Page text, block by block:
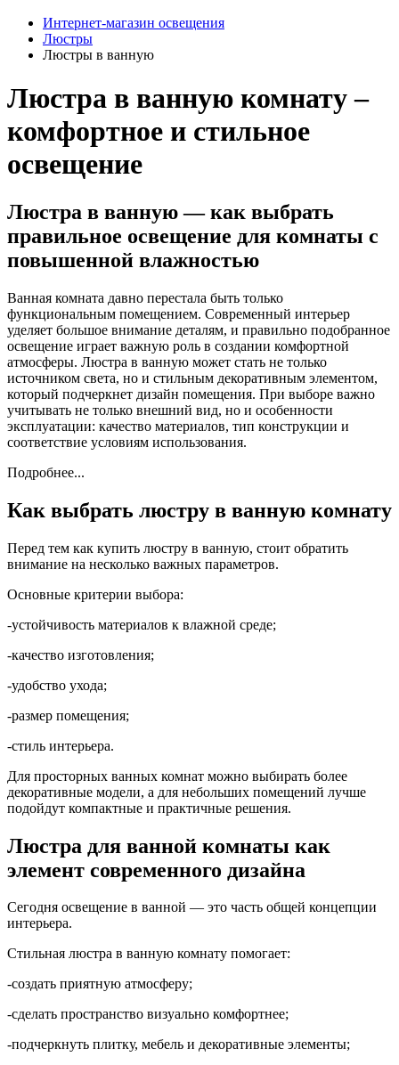
Интернет-магазин освещения
Люстры
Люстры в ванную
Люстра в ванную комнату –
комфортное и стильное
освещение
Люстра в ванную — как выбрать
правильное освещение для комнаты с
повышенной влажностью
Ванная комната давно перестала быть только
функциональным помещением. Современный интерьер
уделяет большое внимание деталям, и правильно подобранное
освещение играет важную роль в создании комфортной
атмосферы. Люстра в ванную может стать не только
источником света, но и стильным декоративным элементом,
который подчеркнет дизайн помещения. При выборе важно
учитывать не только внешний вид, но и особенности
эксплуатации: качество материалов, тип конструкции и
соответствие условиям использования.
Подробнее...
Как выбрать люстру в ванную комнату
Перед тем как купить люстру в ванную, стоит обратить
внимание на несколько важных параметров.
Основные критерии выбора:
-устойчивость материалов к влажной среде;
-качество изготовления;
-удобство ухода;
-размер помещения;
-стиль интерьера.
Для просторных ванных комнат можно выбирать более
декоративные модели, а для небольших помещений лучше
подойдут компактные и практичные решения.
Люстра для ванной комнаты как
элемент современного дизайна
Сегодня освещение в ванной — это часть общей концепции
интерьера.
Стильная люстра в ванную комнату помогает:
-создать приятную атмосферу;
-сделать пространство визуально комфортнее;
-подчеркнуть плитку, мебель и декоративные элементы;